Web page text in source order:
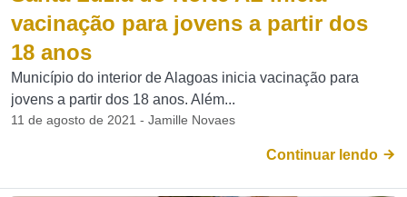
vacinação para jovens a partir dos
18 anos
Município do interior de Alagoas inicia vacinação para
jovens a partir dos 18 anos. Além...
11 de agosto de 2021 - Jamille Novaes
Continuar lendo